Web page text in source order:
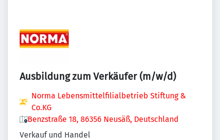
Ausbildung zum Verkäufer (m/w/d)
Norma Lebensmittelfilialbetrieb Stiftung &
Co.KG
Benzstraße 18, 86356 Neusäß, Deutschland
Verkauf und Handel